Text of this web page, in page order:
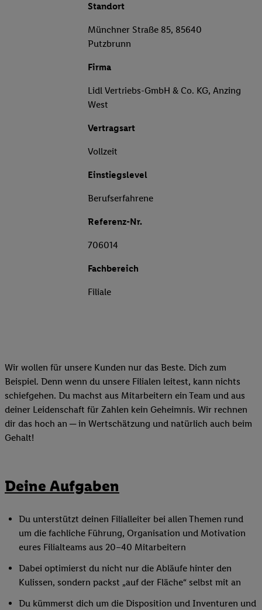
Standort
Münchner Straße 85, 85640
Putzbrunn
Firma
Lidl Vertriebs-GmbH & Co. KG, Anzing
West
Vertragsart
Vollzeit
Einstiegslevel
Berufserfahrene
Referenz-Nr.
706014
Fachbereich
Filiale
Wir wollen für unsere Kunden nur das Beste. Dich zum
Beispiel. Denn wenn du unsere Filialen leitest, kann nichts
schiefgehen. Du machst aus Mitarbeitern ein Team und aus
deiner Leidenschaft für Zahlen kein Geheimnis. Wir rechnen
dir das hoch an ─ in Wertschätzung und natürlich auch beim
Gehalt!
Deine Aufgaben
Du unterstützt deinen Filialleiter bei allen Themen rund
um die fachliche Führung, Organisation und Motivation
eures Filialteams aus 20–40 Mitarbeitern
Dabei optimierst du nicht nur die Abläufe hinter den
Kulissen, sondern packst „auf der Fläche“ selbst mit an
Du kümmerst dich um die Disposition und Inventuren und